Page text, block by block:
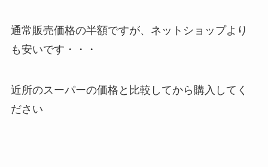
通常販売価格の半額ですが、ネットショップより
も安いです・・・
近所のスーパーの価格と比較してから購入してく
ださい